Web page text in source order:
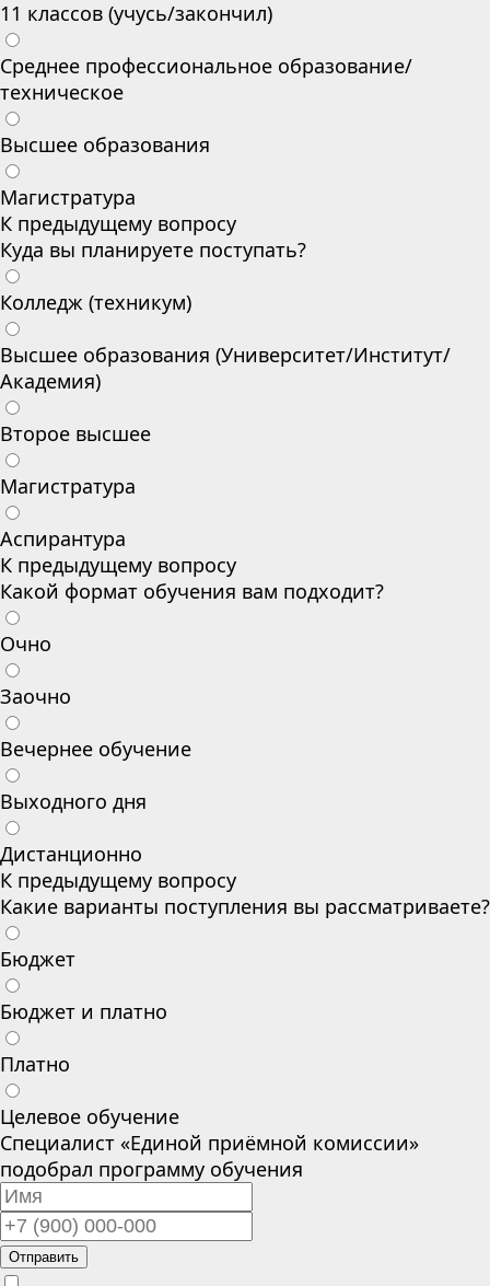
11 классов (учусь/закончил)
Среднее профессиональное образование/
техническое
Высшее образования
Магистратура
К предыдущему вопросу
Куда вы планируете поступать?
Колледж (техникум)
Высшее образования (Университет/Институт/
Академия)
Второе высшее
Магистратура
Аспирантура
К предыдущему вопросу
Какой формат обучения вам подходит?
Очно
Заочно
Вечернее обучение
Выходного дня
Дистанционно
К предыдущему вопросу
Какие варианты поступления вы рассматриваете?
Бюджет
Бюджет и платно
Платно
Целевое обучение
Специалист «Единой приёмной комиссии»
подобрал программу обучения
Отправить